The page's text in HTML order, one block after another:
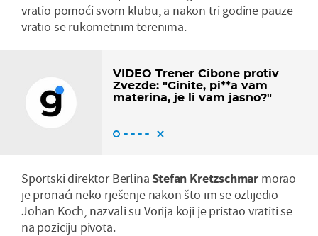
vratio pomoći svom klubu, a nakon tri godine pauze
vratio se rukometnim terenima.
VIDEO Trener Cibone protiv
Zvezde: "Ginite, pi**a vam
materina, je li vam jasno?"
Sportski direktor Berlina Stefan Kretzschmar morao
je pronaći neko rješenje nakon što im se ozlijedio
Johan Koch, nazvali su Vorija koji je pristao vratiti se
na poziciju pivota.